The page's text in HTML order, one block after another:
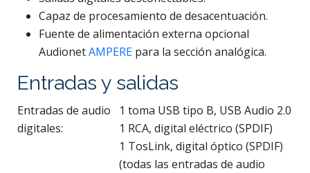
Capaz de procesamiento de desacentuación.
Fuente de alimentación externa opcional
AudionetAMPERE para la sección analógica.
Entradas y salidas
Entradas de audio
digitales:
1 toma USB tipo B, USB Audio 2.0
1 RCA, digital eléctrico (SPDIF)
1 TosLink, digital óptico (SPDIF)
(todas las entradas de audio